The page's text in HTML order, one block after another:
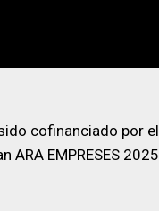
cofinanciado por el
ARA EMPRESES 2025